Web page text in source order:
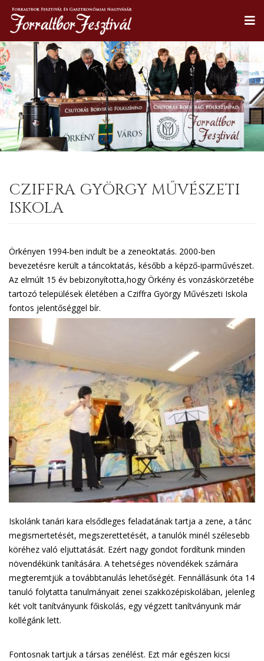
CZIFFRA GYÖRGY MŰVÉSZETI
ISKOLA
Örkényen 1994-ben indult be a zeneoktatás. 2000-ben
bevezetésre került a táncoktatás, később a képző-iparművészet.
Az elmúlt 15 év bebizonyította,hogy Örkény és vonzáskörzetébe
tartozó települések életében a Cziffra György Művészeti Iskola
fontos jelentőséggel bír.
Iskolánk tanári kara elsődleges feladatának tartja a zene, a tánc
megismertetését, megszerettetését, a tanulók minél szélesebb
köréhez való eljuttatását. Ezért nagy gondot fordítunk minden
növendékünk tanítására. A tehetséges növendékek számára
megteremtjük a továbbtanulás lehetőségét. Fennállásunk óta 14
tanuló folytatta tanulmányait zenei szakközépiskolában, jelenleg
két volt tanítványunk főiskolás, egy végzett tanítványunk már
kollégánk lett.
Fontosnak tartjuk a társas zenélést. Ezt már egészen kicsi